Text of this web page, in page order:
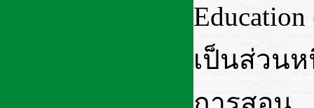
เป็นส่วน